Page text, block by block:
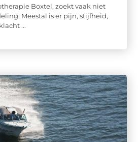
Boxtel, zoekt vaak niet
Meestal is er pijn, stijfheid,
...